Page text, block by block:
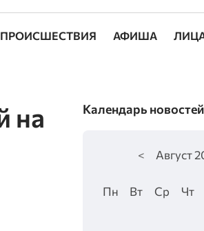
ПРОИСШЕСТВИЯ АФИША
на Календарь новостей
< Август
Пн Вт Ср Чт